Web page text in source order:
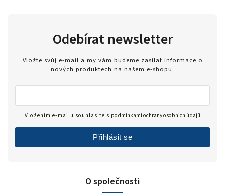
O společnosti
Odebírat newsletter
Vložte svůj e-mail a my vám budeme zasílat informace o
nových produktech na našem e-shopu.
Vložením e-mailu souhlasíte s podmínkami ochrany osobních údajů
Přihlásit se